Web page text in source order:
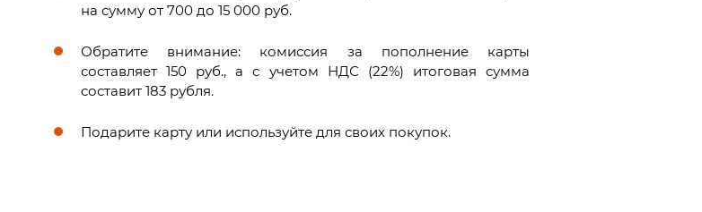
на сумму от 700 до 15 000 руб.
Обратите внимание: комиссия за пополнение карты
составляет 150 руб., а с учетом НДС (22%) итоговая сумма
составит 183 рубля.
Подарите карту или используйте для своих покупок.